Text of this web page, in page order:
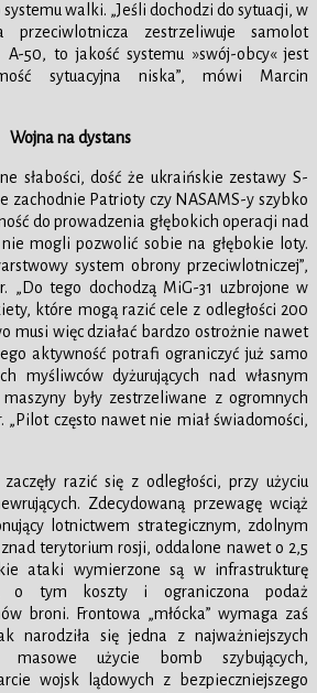
walki. „Jeśli dochodzi do sytuacji, w
przeciwlotnicza zestrzeliwuje samolot
A-50, to jakość systemu »swój-obcy« jest
sytuacyjna niska”, mówi Marcin
Wojna na dystans
słabości, dość że ukraińskie zestawy S-
zachodnie Patrioty czy NASAMS-y szybko
do prowadzenia głębokich operacji nad
mogli pozwolić sobie na głębokie loty.
system obrony przeciwlotniczej”,
„Do tego dochodzą MiG-31 uzbrojone w
które mogą razić cele z odległości 200
musi więc działać bardzo ostrożnie nawet
aktywność potrafi ograniczyć już samo
myśliwców dyżurujących nad własnym
były zestrzeliwane z ogromnych
„Pilot często nawet nie miał świadomości,
razić się z odległości, przy użyciu
Zdecydowaną przewagę wciąż
lotnictwem strategicznym, zdolnym
terytorium rosji, oddalone nawet o 2,5
ataki wymierzone są w infrastrukturę
o tym koszty i ograniczona podaż
broni. Frontowa „młócka” wymaga zaś
narodziła się jedna z najważniejszych
użycie bomb szybujących,
wojsk lądowych z bezpieczniejszego